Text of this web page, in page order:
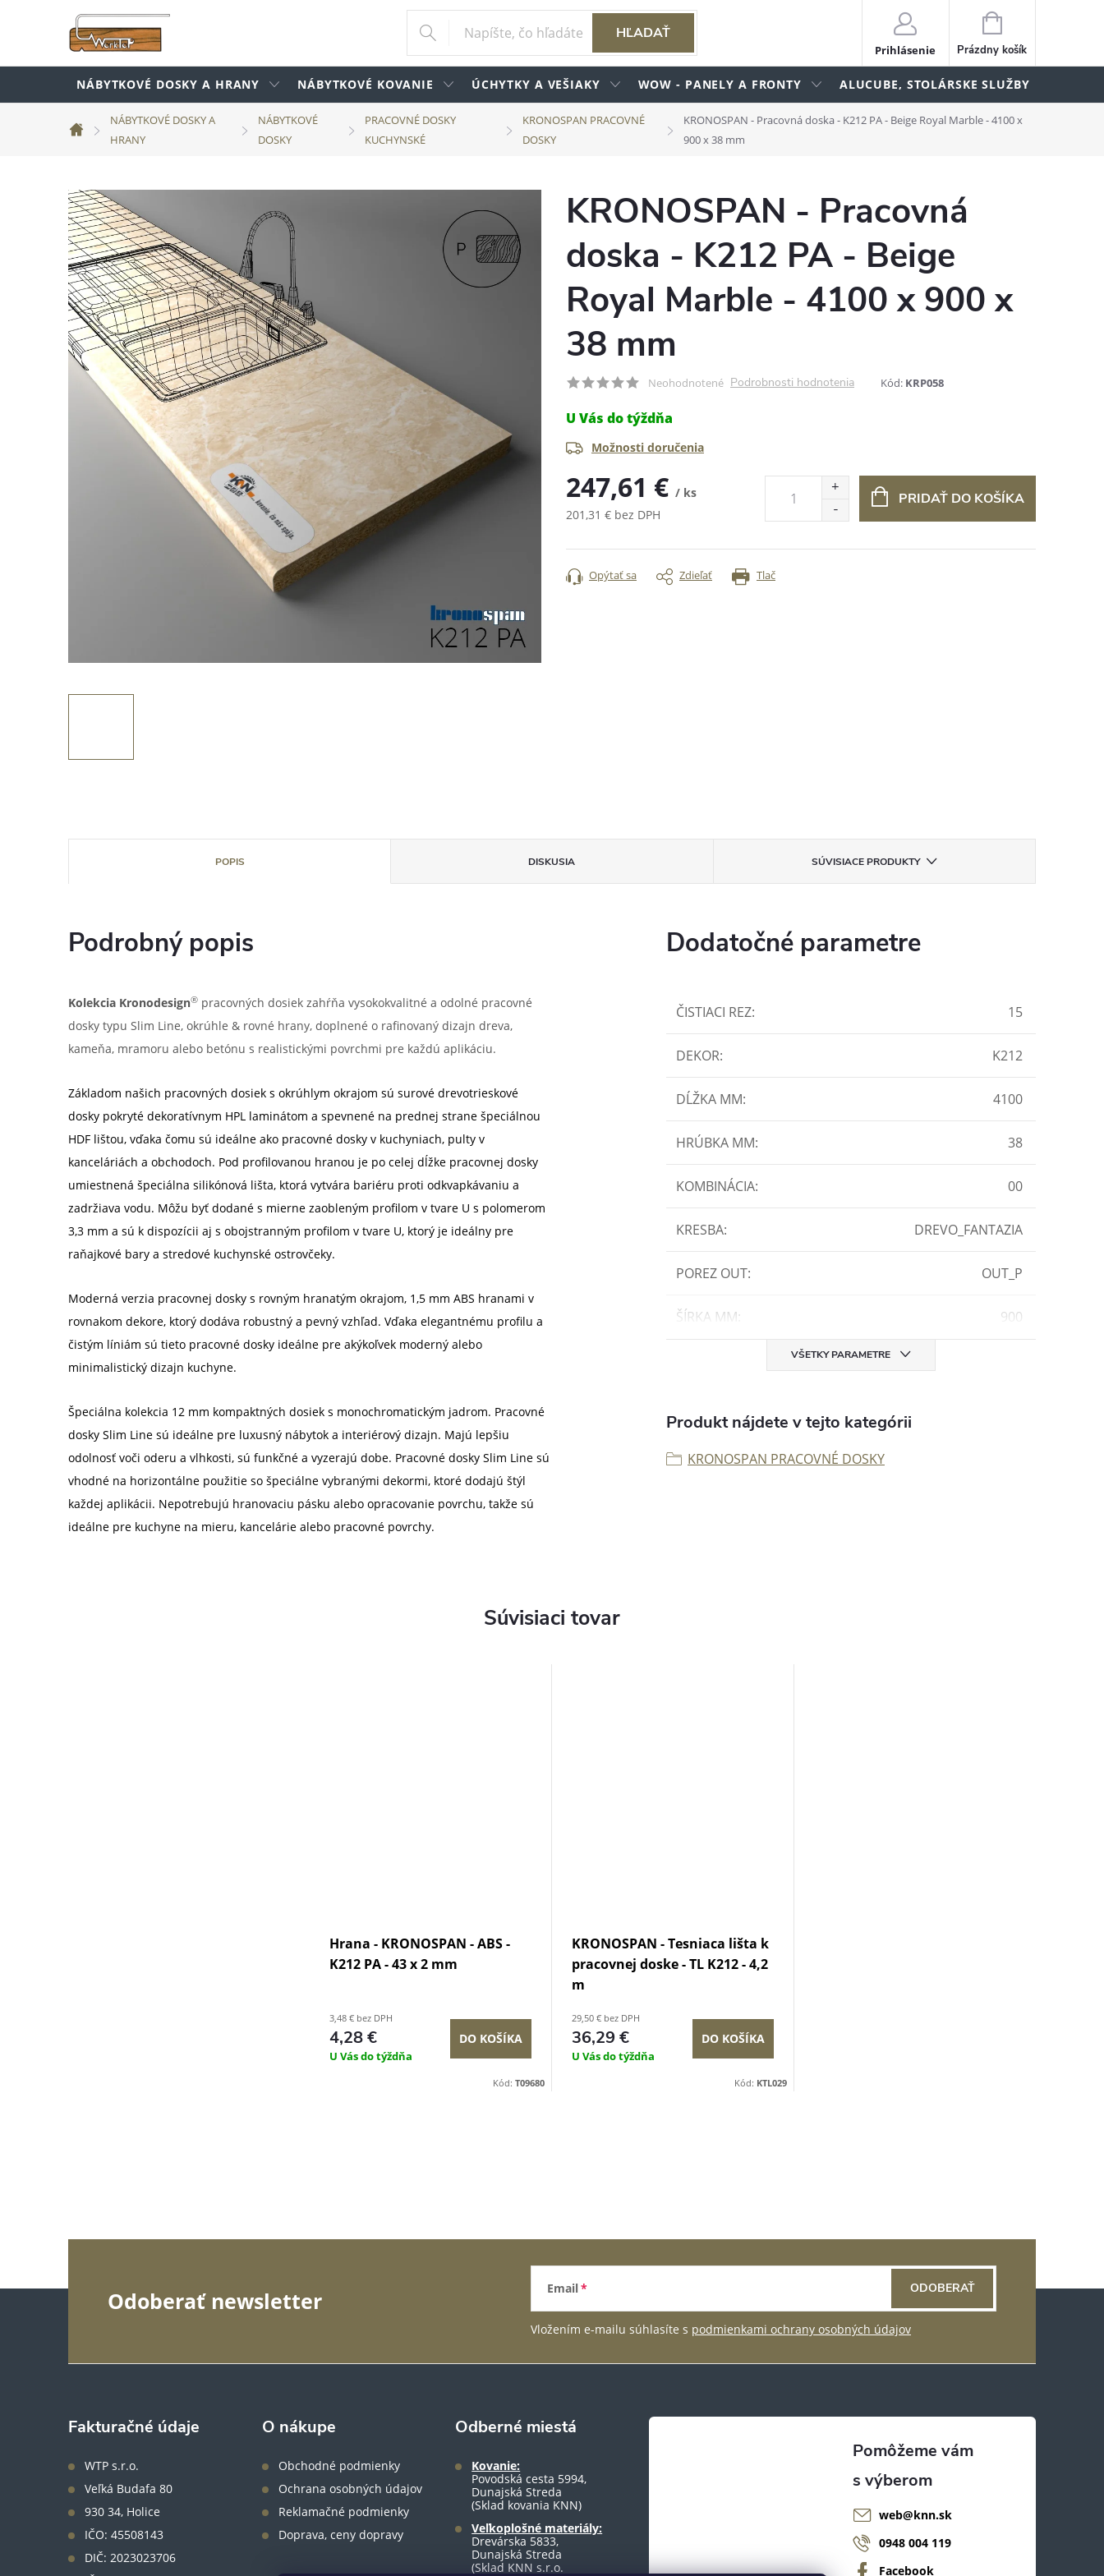
HĽADAŤ
Prihlásenie
NÁKUPNÝ
KOŠÍK
Prázdny košík
NÁBYTKOVÉ DOSKY A HRANY NÁBYTKOVÉ KOVANIE ÚCHYTKY A VEŠIAKY WOW - PANELY A FRONTY ALUCUBE, STOLÁRSKE SLUŽBY
Domov
NÁBYTKOVÉ DOSKY A
HRANY
NÁBYTKOVÉ
DOSKY
PRACOVNÉ DOSKY
KUCHYNSKÉ
KRONOSPAN PRACOVNÉ
DOSKY
KRONOSPAN - Pracovná doska - K212 PA - Beige Royal Marble - 4100 x
900 x 38 mm
KRONOSPAN - Pracovná
doska - K212 PA - Beige
Royal Marble - 4100 x 900 x
38 mm
Neohodnotené Podrobnosti hodnotenia Kód: KRP058
U Vás do týždňa
Možnosti doručenia
247,61 € / ks
201,31 € bez DPH
cena:
PRIDAŤ DO KOŠÍKA
Tlač
Opýtať sa Zdieľať
POPIS DISKUSIA SÚVISIACE PRODUKTY
Podrobný popis
Kolekcia Kronodesign® pracovných dosiek zahŕňa vysokokvalitné a odolné pracovné
dosky typu Slim Line, okrúhle & rovné hrany, doplnené o rafinovaný dizajn dreva,
kameňa, mramoru alebo betónu s realistickými povrchmi pre každú aplikáciu.
Základom našich pracovných dosiek s okrúhlym okrajom sú surové drevotrieskové
dosky pokryté dekoratívnym HPL laminátom a spevnené na prednej strane špeciálnou
HDF lištou, vďaka čomu sú ideálne ako pracovné dosky v kuchyniach, pulty v
kanceláriách a obchodoch. Pod profilovanou hranou je po celej dĺžke pracovnej dosky
umiestnená špeciálna silikónová lišta, ktorá vytvára bariéru proti odkvapkávaniu a
zadržiava vodu. Môžu byť dodané s mierne zaobleným profilom v tvare U s polomerom
3,3 mm a sú k dispozícii aj s obojstranným profilom v tvare U, ktorý je ideálny pre
raňajkové bary a stredové kuchynské ostrovčeky.
Moderná verzia pracovnej dosky s rovným hranatým okrajom, 1,5 mm ABS hranami v
rovnakom dekore, ktorý dodáva robustný a pevný vzhľad. Vďaka elegantnému profilu a
čistým líniám sú tieto pracovné dosky ideálne pre akýkoľvek moderný alebo
minimalistický dizajn kuchyne.
Špeciálna kolekcia 12 mm kompaktných dosiek s monochromatickým jadrom. Pracovné
dosky Slim Line sú ideálne pre luxusný nábytok a interiérový dizajn. Majú lepšiu
odolnosť voči oderu a vlhkosti, sú funkčné a vyzerajú dobe. Pracovné dosky Slim Line sú
vhodné na horizontálne použitie so špeciálne vybranými dekormi, ktoré dodajú štýl
každej aplikácii. Nepotrebujú hranovaciu pásku alebo opracovanie povrchu, takže sú
ideálne pre kuchyne na mieru, kancelárie alebo pracovné povrchy.
Dodatočné parametre
ČISTIACI REZ: 15
DEKOR: K212
DĹŽKA MM: 4100
HRÚBKA MM: 38
KOMBINÁCIA: 00
KRESBA: DREVO_FANTAZIA
POREZ OUT: OUT_P
ŠÍRKA MM: 900
VŠETKY PARAMETRE
Produkt nájdete v tejto kategórii
KRONOSPAN PRACOVNÉ DOSKY
Súvisiaci tovar
Hrana - KRONOSPAN - ABS -
K212 PA - 43 x 2 mm
3,48 € bez DPH
4,28 €
U Vás do týždňa
DO KOŠÍKA
Kód: T09680
KRONOSPAN - Tesniaca lišta k
pracovnej doske - TL K212 - 4,2
m
29,50 € bez DPH
36,29 €
U Vás do týždňa
DO KOŠÍKA
Kód: KTL029
Odoberať newsletter Email
Vložením e-mailu súhlasíte s podmienkami ochrany osobných údajov
ODOBERAŤ
Fakturačné údaje
WTP s.r.o.
Veľká Budafa 80
930 34, Holice
IČO: 45508143
DIČ: 2023023706
O nákupe
Obchodné podmienky
Ochrana osobných údajov
Reklamačné podmienky
Doprava, ceny dopravy
Odberné miestá
Kovanie:
Povodská cesta 5994,
Dunajská Streda
(Sklad kovania KNN)
Veľkoplošné materiály:
Drevárska 5833,
Dunajská Streda
(Sklad KNN s.r.o.
web@knn.sk
0948 004 119
Facebook